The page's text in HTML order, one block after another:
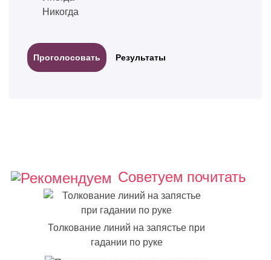
Никогда
Результаты
Советуем почитать
Толкование линий на запястье при
гадании по руке